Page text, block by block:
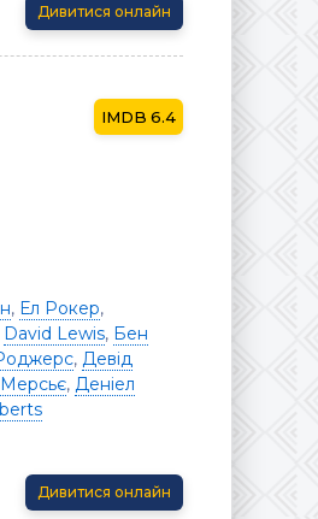
Дивитися онлайн
6.4
, Ел Рокер,
David Lewis, Бен
, Девід
Мерсьє, Деніел
Дивитися онлайн